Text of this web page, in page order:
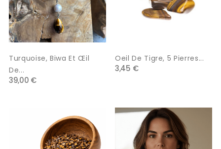
Turquoise, Biwa Et Œil
De...
39,00 €
Oeil De Tigre, 5 Pierres...
3,45 €